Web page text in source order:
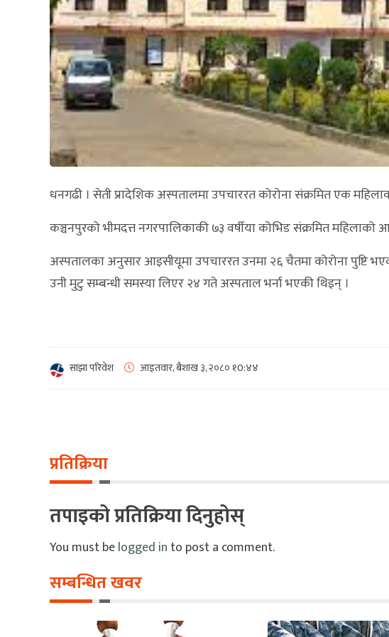
धनगढी । सेती प्रादेशिक अस्पतालमा उपचाररत कोरोना संक्रमित एक
कञ्चनपुरको भीमदत्त नगरपालिकाकी ७३ वर्षीया कोभिड संक्रमित महिलाको
अस्पतालका अनुसार आइसीयूमा उपचाररत उनमा २६ चैतमा कोरोना पुष्टि
उनी मुटु सम्बन्धी समस्या लिएर २४ गते अस्पताल भर्ना भएकी थिइन् ।
साझा परिवेश आइतवार, बैशाख ३, २०८० १0:४४
प्रतिक्रिया
तपाइको प्रतिक्रिया दिनुहोस्
You must belogged in to post a comment.
सम्बन्धित खवर